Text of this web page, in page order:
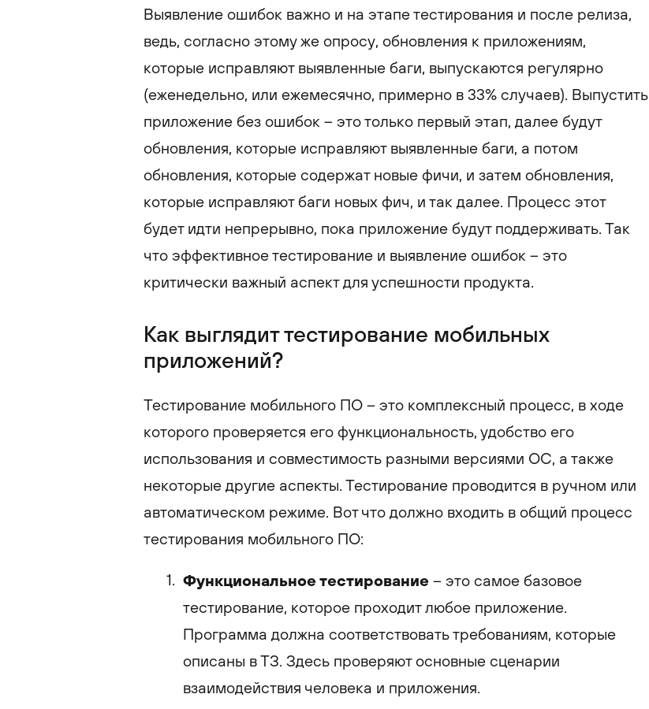
Выявление ошибок важно и на этапе тестирования и после релиза,
ведь, согласно этому же опросу, обновления к приложениям,
которые исправляют выявленные баги, выпускаются регулярно
(еженедельно, или ежемесячно, примерно в 33% случаев). Выпустить
приложение без ошибок – это только первый этап, далее будут
обновления, которые исправляют выявленные баги, а потом
обновления, которые содержат новые фичи, и затем обновления,
которые исправляют баги новых фич, и так далее. Процесс этот
будет идти непрерывно, пока приложение будут поддерживать. Так
что эффективное тестирование и выявление ошибок – это
критически важный аспект для успешности продукта.
Как выглядит тестирование мобильных
приложений?
Тестирование мобильного ПО – это комплексный процесс, в ходе
которого проверяется его функциональность, удобство его
использования и совместимость разными версиями ОС, а также
некоторые другие аспекты. Тестирование проводится в ручном или
автоматическом режиме. Вот что должно входить в общий процесс
тестирования мобильного ПО:
Функциональное тестирование – это самое базовое
тестирование, которое проходит любое приложение.
Программа должна соответствовать требованиям, которые
описаны в ТЗ. Здесь проверяют основные сценарии
взаимодействия человека и приложения.